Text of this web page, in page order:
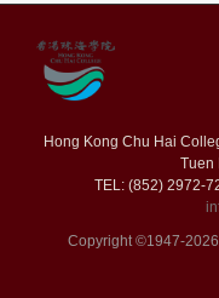
Hong Kong Chu Hai
Tuen
TEL: (852) 2972-
Copyright ©1947-